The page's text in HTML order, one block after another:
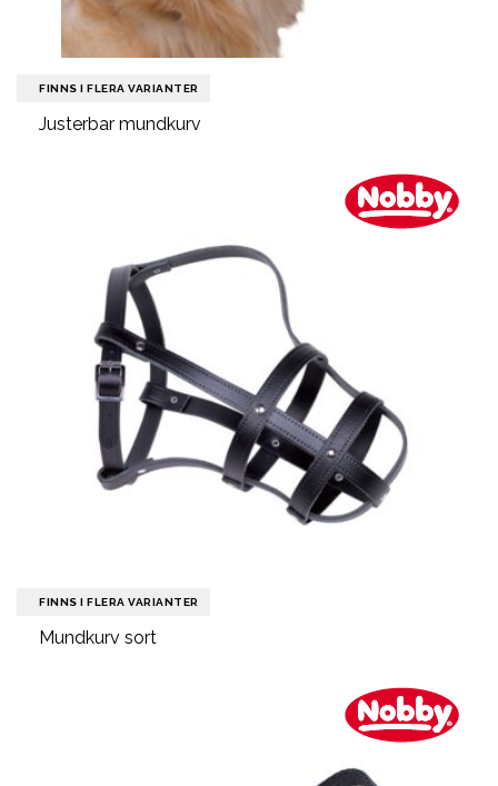
FINNS I FLERA VARIANTER
Justerbar mundkurv
FINNS I FLERA VARIANTER
Mundkurv sort